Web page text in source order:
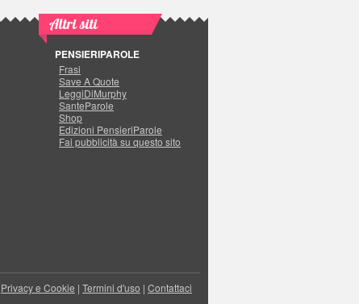
Altri siti
PENSIERIPAROLE
Frasi
Save A Quote
LeggiDiMurphy
SanteParole
Shop
Edizioni PensieriParole
Fai pubblicità su questo sito
Privacy e Cookie | Termini d'uso | Contattaci